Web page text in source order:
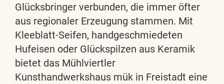
Glücksbringer verbunden, die immer öfter
aus regionaler Erzeugung stammen. Mit
Kleeblatt-Seifen, handgeschmiedeten
Hufeisen oder Glückspilzen aus Keramik
bietet das Mühlviertler
Kunsthandwerkshaus mük in Freistadt eine